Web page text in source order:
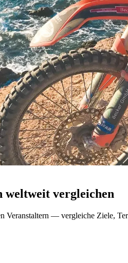
vergleichen
Veranstaltern — vergleiche Ziele,